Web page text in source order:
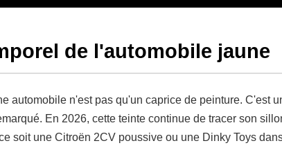
de l'automobile jaune
automobile n'est pas qu'un caprice de peinture. C'est
En 2026, cette teinte continue de tracer son
soit une Citroën 2CV poussive ou une Dinky Toys